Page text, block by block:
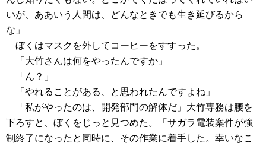
いが、ああいう人間は、どんなときでも生き延びるから
な」
ぼくはマスクを外してコーヒーをすすった。
「大竹さんは何をやったんですか」
「ん？」
「やれることがある、と思われたんですよね」
「私がやったのは、開発部門の解体だ」大竹専務は腰を
下ろすと、ぼくをじっと見つめた。「サガラ電装案件が強
制終了になったと同時に、その作業に着手した。幸いなこ